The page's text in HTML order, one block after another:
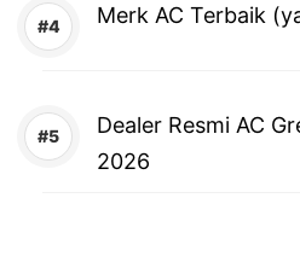
Merk AC Terbaik
Dealer Resmi AC
2026